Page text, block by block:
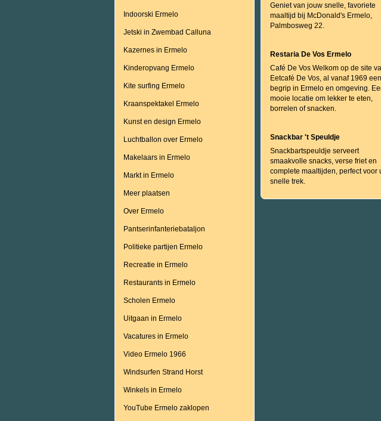
Indoorski Ermelo
Jetski in Zwembad Calluna
Kazernes in Ermelo
Kinderopvang Ermelo
Kite surfing Ermelo
Kraanspektakel Ermelo
Kunst en design Ermelo
Luchtballon over Ermelo
Makelaars in Ermelo
Markt in Ermelo
Meer plaatsen
Over Ermelo
Pantserinfanteriebataljon
Politieke partijen Ermelo
Recreatie in Ermelo
Restaurants in Ermelo
Scholen Ermelo
Uitgaan in Ermelo
Vacatures in Ermelo
Video Ermelo 1966
Windsurfen Strand Horst
Winkels in Ermelo
YouTube Ermelo zaklopen
Geniet van jouw snelle, favoriete
maaltijd bij McDonald's Ermelo,
Palmbosweg 22.
Restaria De Vos Ermelo
Café De Vos Welkom op de site
Eetcafé De Vos, al vanaf 1969 een
begrip in Ermelo en omgeving.
mooie locatie om lekker te eten,
borrelen of snacken.
Snackbar 't Speuldje
Snackbartspeuldje serveert
smaakvolle snacks, verse friet en
complete maaltijden, perfect voor
snelle trek.